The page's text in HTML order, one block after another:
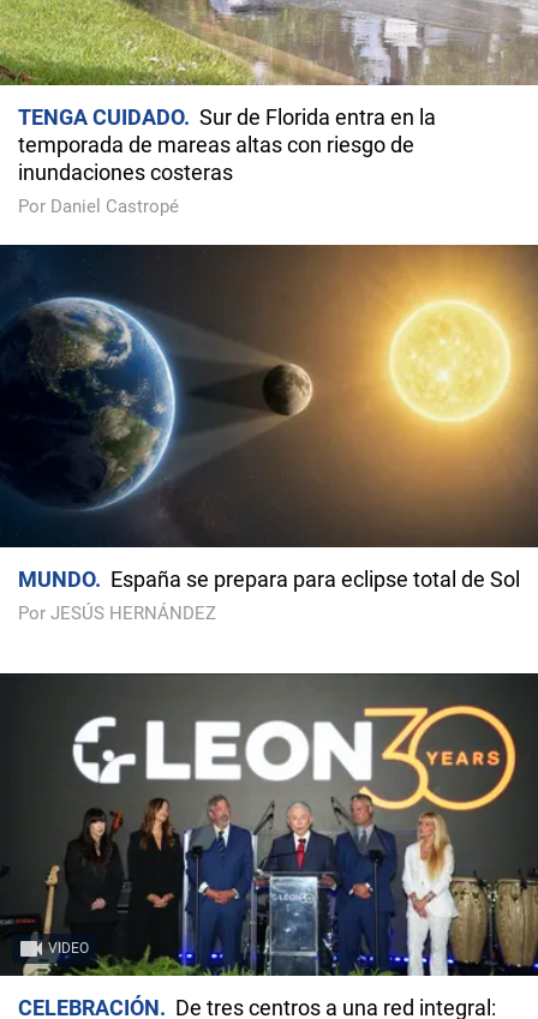
TENGA CUIDADO
Sur de Florida entra en la
temporada de mareas altas con riesgo de
inundaciones costeras
Por Daniel Castropé
MUNDO España se prepara para eclipse total de Sol
Por JESÚS HERNÁNDEZ
VIDEO
CELEBRACIÓN
De tres centros a una red integral: